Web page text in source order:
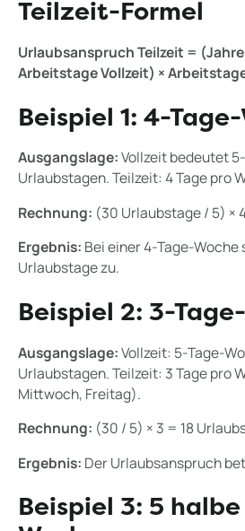
Teilzeit-Formel
Urlaubsanspruch Teilzeit =
Arbeitstage Vollzeit) ×
Beispiel 1: 4-
Ausgangslage:Vollzeit bedeutet
Urlaubstagen. Teilzeit: 4 Tage pro
Rechnung: (30 Urlaubstage / 5) ×
Ergebnis: Bei einer 4-Tage-Woche
Urlaubstage zu.
Beispiel 2: 3-
Ausgangslage:Vollzeit: 5-Tage-
Urlaubstagen. Teilzeit: 3 Tage pro
Mittwoch, Freitag).
Rechnung: (30 / 5) × 3 = 18
Ergebnis: Der Urlaubsanspruch
Beispiel 3: 5